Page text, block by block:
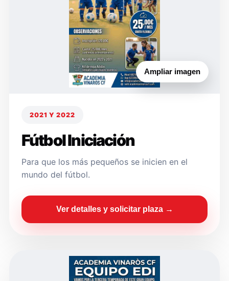
Ampliar imagen
2021 Y 2022
Fútbol Iniciación
Para que los más pequeños se inicien en el
mundo del fútbol.
Ver detalles y solicitar plaza →